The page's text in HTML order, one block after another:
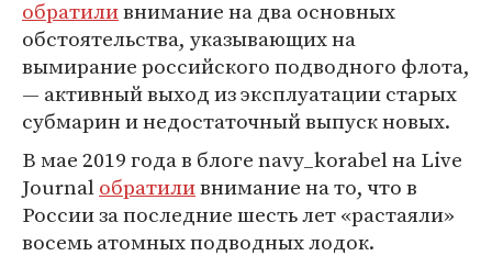
обратиливнимание на два основных
обстоятельства, указывающих на
вымирание российского подводного флота,
— активный выход из эксплуатации старых
субмарин и недостаточный выпуск новых.
В мае 2019 года в блоге navy_korabel на Live
Journalобратиливнимание на то, что в
России за последние шесть лет «растаяли»
восемь атомных подводных лодок.